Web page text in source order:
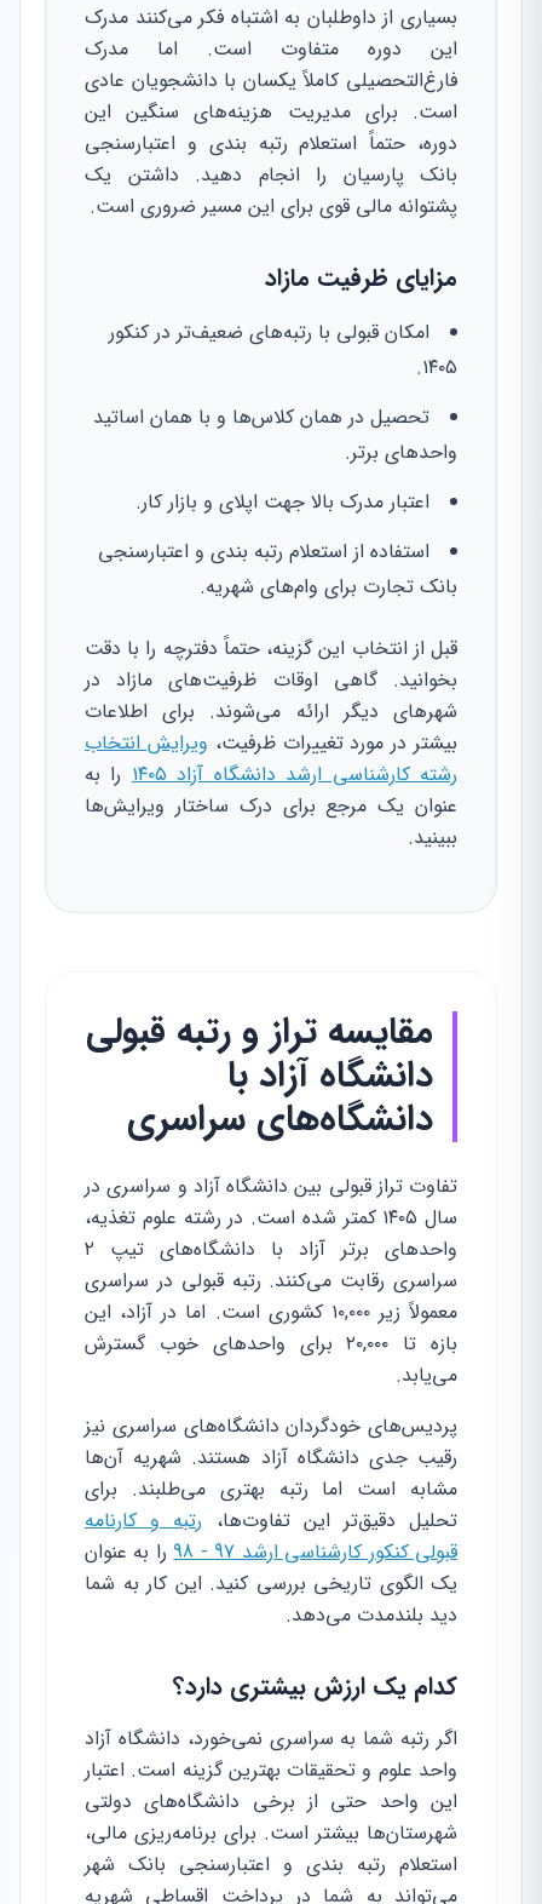
بسیاری از داوطلبان به اشتباه فکر می‌کنند مدرک
این دوره متفاوت است. اما مدرک
فارغ‌التحصیلی کاملاً یکسان با دانشجویان عادی
است. برای مدیریت هزینه‌های سنگین این
دوره، حتماً استعلام رتبه بندی و اعتبارسنجی
بانک پارسیان را انجام دهید. داشتن یک
پشتوانه مالی قوی برای این مسیر ضروری است.
مزایای ظرفیت مازاد
امکان قبولی با رتبه‌های ضعیف‌تر در کنکور
۱۴۰۵.
تحصیل در همان کلاس‌ها و با همان اساتید
واحدهای برتر.
اعتبار مدرک بالا جهت اپلای و بازار کار.
استفاده از استعلام رتبه بندی و اعتبارسنجی
بانک تجارت برای وام‌های شهریه.
قبل از انتخاب این گزینه، حتماً دفترچه را با دقت
بخوانید. گاهی اوقات ظرفیت‌های مازاد در
شهرهای دیگر ارائه می‌شوند. برای اطلاعات
بیشتر در مورد تغییرات ظرفیت، ویرایش انتخاب
رشته کارشناسی ارشد دانشگاه آزاد ۱۴۰۵
را به
عنوان یک مرجع برای درک ساختار ویرایش‌ها
ببینید.
مقایسه تراز و رتبه قبولی
دانشگاه آزاد با
دانشگاه‌های سراسری
تفاوت تراز قبولی بین دانشگاه آزاد و سراسری در
سال ۱۴۰۵ کمتر شده است. در رشته علوم تغذیه،
واحدهای برتر آزاد با دانشگاه‌های تیپ ۲
سراسری رقابت می‌کنند. رتبه قبولی در سراسری
معمولاً زیر ۱۰,۰۰۰ کشوری است. اما در آزاد، این
بازه تا ۲۰,۰۰۰ برای واحدهای خوب گسترش
می‌یابد.
پردیس‌های خودگردان دانشگاه‌های سراسری نیز
رقیب جدی دانشگاه آزاد هستند. شهریه آن‌ها
مشابه است اما رتبه بهتری می‌طلبند. برای
تحلیل دقیق‌تر این تفاوت‌ها، رتبه و کارنامه
قبولی کنکور کارشناسی ارشد 97 - 98
را به عنوان
یک الگوی تاریخی بررسی کنید. این کار به شما
دید بلندمدت می‌دهد.
کدام یک ارزش بیشتری دارد؟
اگر رتبه شما به سراسری نمی‌خورد، دانشگاه آزاد
واحد علوم و تحقیقات بهترین گزینه است. اعتبار
این واحد حتی از برخی دانشگاه‌های دولتی
شهرستان‌ها بیشتر است. برای برنامه‌ریزی مالی،
استعلام رتبه بندی و اعتبارسنجی بانک شهر
می‌تواند به شما در پرداخت اقساطی شهریه